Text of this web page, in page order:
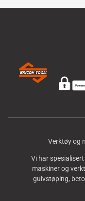
Verktøy og
Vi har
maskiner og
gulvstøping,